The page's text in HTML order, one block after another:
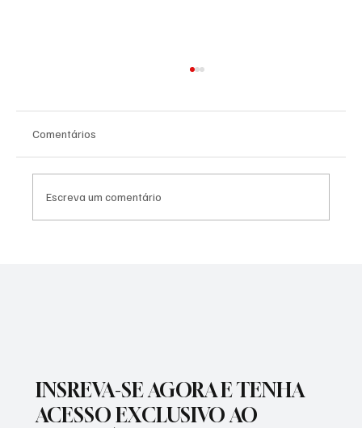
Comentários
Escreva um comentário
INSREVA-SE AGORA E TENHA
ACESSO EXCLUSIVO AO